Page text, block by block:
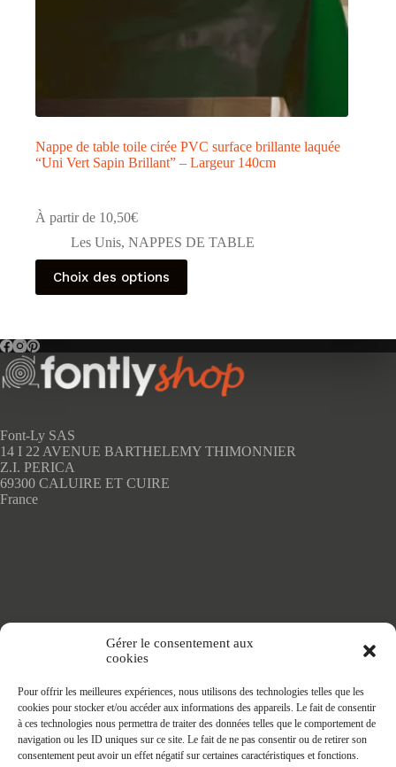
Gérer le consentement aux
cookies
Pour offrir les meilleures expériences, nous utilisons des technologies telles que les
cookies pour stocker et/ou accéder aux informations des appareils. Le fait de consentir
à ces technologies nous permettra de traiter des données telles que le comportement de
navigation ou les ID uniques sur ce site. Le fait de ne pas consentir ou de retirer son
consentement peut avoir un effet négatif sur certaines caractéristiques et fonctions.
Nappe de table toile cirée PVC surface brillante laquée
“Uni Vert Sapin Brillant” – Largeur 140cm
À partir de 10,50€
Les Unis, NAPPES DE TABLE
Choix des options
Ce
produit
a
Les
options
peuvent
être
la
page
du
produit
Font-Ly SAS
14 I 22 AVENUE BARTHELEMY THIMONNIER
Z.I. PERICA
69300 CALUIRE ET CUIRE
France
Adhésifs SANS PVC
Nappes
Protège Table
Nappes SANS PVC
Tapis PRATIC
Affaires à faire